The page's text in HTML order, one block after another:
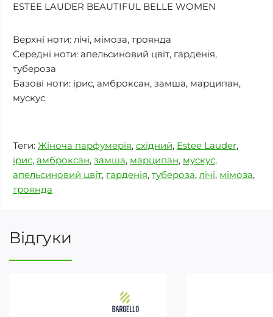
ESTEE LAUDER BEAUTIFUL BELLE WOMEN
Верхні ноти: лічі, мімоза, троянда
Середні ноти: апельсиновий цвіт, гарденія,
тубероза
Базові ноти: ірис, амброксан, замша, марципан,
мускус
Теги: Жіноча парфумерія, східний, Estee Lauder,
ірис, амброксан, замша, марципан, мускус,
апельсиновий цвіт, гарденія, тубероза, лічі, мімоза,
троянда
Відгуки